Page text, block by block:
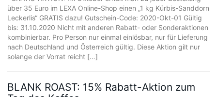
über 35 Euro im LEXA Online-Shop einen „1 kg Kürbis-Sanddorn
Leckerlis“ GRATIS dazu! Gutschein-Code: 2020-Okt-01 Gültig
bis: 31.10.2020 Nicht mit anderen Rabatt- oder Sonderaktionen
kombinierbar. Pro Person nur einmal einlösbar, nur für Lieferung
nach Deutschland und Österreich gültig. Diese Aktion gilt nur
solange der Vorrat reicht […]
BLANK ROAST: 15% Rabatt-Aktion zum